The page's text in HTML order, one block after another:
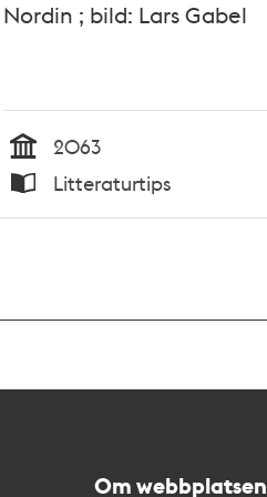
Nordin ; bild: Lars Gabel
Tid
2063
Typ
Litteraturtips
Om webbplatsen